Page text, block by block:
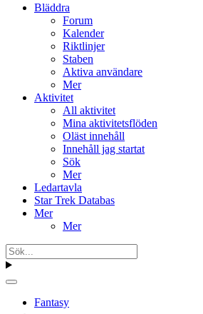
Bläddra
Forum
Kalender
Riktlinjer
Staben
Aktiva användare
Mer
Aktivitet
All aktivitet
Mina aktivitetsflöden
Oläst innehåll
Innehåll jag startat
Sök
Mer
Ledartavla
Star Trek Databas
Mer
Mer
Fantasy